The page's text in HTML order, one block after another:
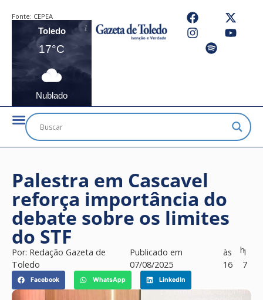
Fonte: CEPEA
Toledo
17°C
Nublado
Palestra em Cascavel
reforça importância do
debate sobre os limites
do STF
Por: Redação Gazeta de
Toledo
Publicado em
07/08/2025
às
16
h1
7
Facebook WhatsApp LinkedIn